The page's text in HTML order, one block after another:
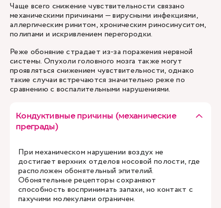
Чаще всего снижение чувствительности связано
механическими причинами — вирусными инфекциями,
аллергическим ринитом, хроническим риносинуситом,
полипами и искривлением перегородки.
Реже обоняние страдает из-за поражения нервной
системы. Опухоли головного мозга также могут
проявляться снижением чувствительности, однако
такие случаи встречаются значительно реже по
сравнению с воспалительными нарушениями.
Кондуктивные причины (механические
преграды)
При механическом нарушении воздух не
достигает верхних отделов носовой полости, где
расположен обонятельный эпителий.
Обонятельные рецепторы сохраняют
способность воспринимать запахи, но контакт с
пахучими молекулами ограничен.